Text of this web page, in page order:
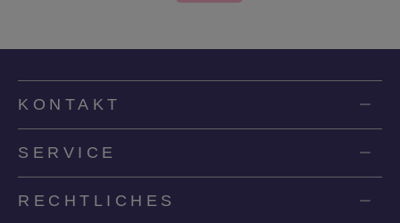
KONTAKT
SERVICE
RECHTLICHES